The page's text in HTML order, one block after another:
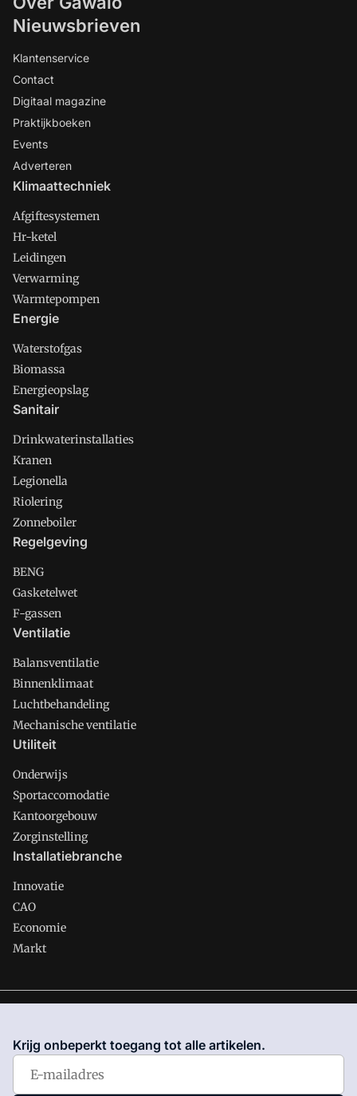
Nieuwsbrieven
Klantenservice
Contact
Digitaal magazine
Praktijkboeken
Events
Adverteren
Klimaattechniek
Afgiftesystemen
Hr-ketel
Leidingen
Verwarming
Warmtepompen
Energie
Waterstofgas
Biomassa
Energieopslag
Sanitair
Drinkwaterinstallaties
Kranen
Legionella
Riolering
Zonneboiler
Regelgeving
BENG
Gasketelwet
F-gassen
Ventilatie
Balansventilatie
Binnenklimaat
Luchtbehandeling
Mechanische ventilatie
Utiliteit
Onderwijs
Sportaccomodatie
Kantoorgebouw
Zorginstelling
Installatiebranche
Innovatie
CAO
Economie
Markt
waar VMN media voor staat. Op gebruik van deze site zijn de
volgende regelingen van toepassing:Algemene Voorwaarden
Privacy en Cookie beleid
Krijg onbeperkt toegang tot alle artikelen.